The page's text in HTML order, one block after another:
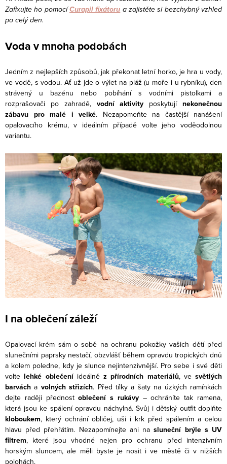
Zafixujte ho pomocíCurapil fixátoru a zajistěte si bezchybný vzhled
po celý den.
Voda v mnoha podobách
Jedním z nejlepších způsobů, jak překonat letní horko, je hra u vody,
ve vodě, s vodou. Ať už jde o výlet na pláž (u moře i u rybníku), den
strávený u bazénu nebo pobíhání s vodními pistolkami a
rozprašovači po zahradě, vodní aktivity poskytujínekonečnou
zábavu pro malé i velké. Nezapomeňte na častější nanášení
opalovacího krému, v ideálním případě volte jeho voděodolnou
variantu.
I na oblečení záleží
Opalovací krém sám o sobě na ochranu pokožky vašich dětí před
slunečními paprsky nestačí, obzvlášť během opravdu tropických dnů
a kolem poledne, kdy je slunce nejintenzivnější. Pro sebe i své děti
voltelehké oblečení ideálně z přírodních materiálů, ve světlých
barvácha volných střizích. Před tílky a šaty na úzkých ramínkách
dejte raději přednostoblečení s rukávy– ochráníte tak ramena,
která jsou ke spálení opravdu náchylná. Svůj i dětský outfit doplňte
kloboukem, který ochrání obličej, uši i krk před spálením a celou
hlavu před přehřátím. Nezapomínejte ani nasluneční brýle s UV
filtrem, které jsou vhodné nejen pro ochranu před intenzivním
horským sluncem, ale měli byste je nosit i ve městě či v nižších
polohách.